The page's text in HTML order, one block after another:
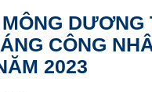
DƯƠNG
CÔNG
2023